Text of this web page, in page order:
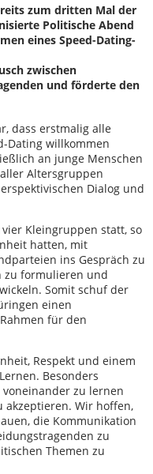
zum dritten Mal der
Politische Abend
eines Speed-Dating-
zwischen
und förderte den
dass erstmalig alle
Dating willkommen
an junge Menschen
Altersgruppen
Dialog und
Kleingruppen statt, so
hatten, mit
ins Gespräch zu
zu formulieren und
Somit schuf der
einen
für den
Respekt und einem
Besonders
zu lernen
akzeptieren. Wir hoffen,
die Kommunikation
zu
Themen zu